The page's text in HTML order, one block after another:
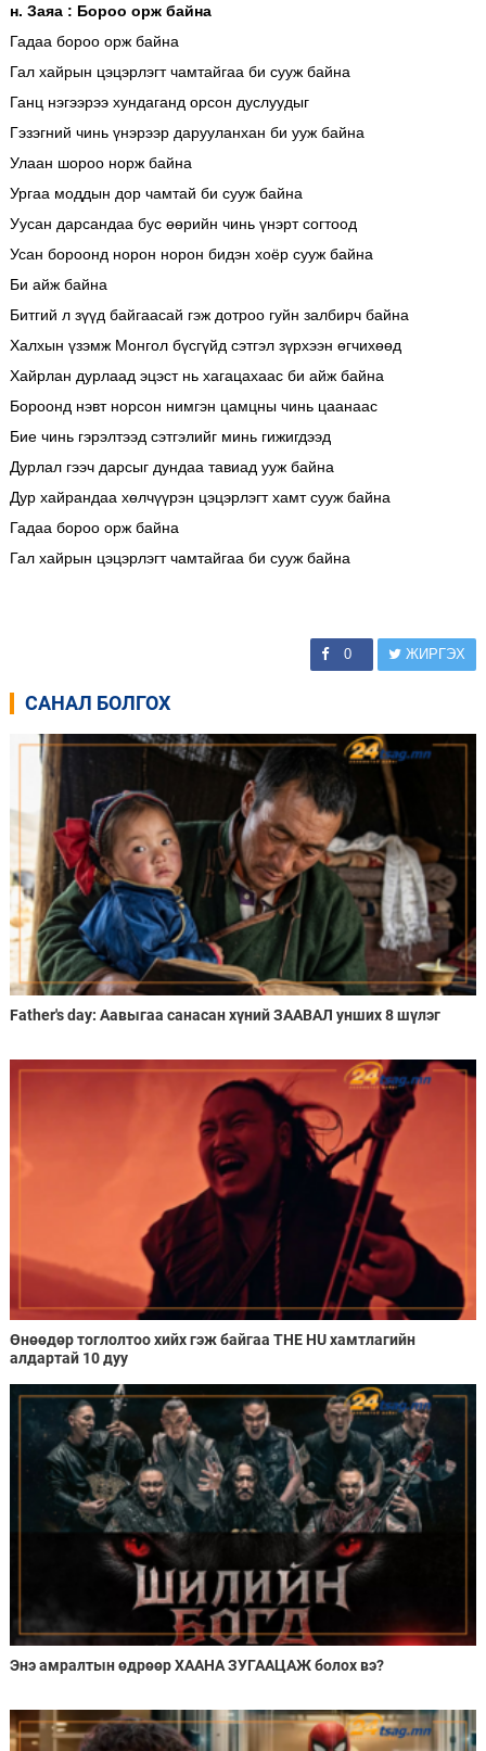
н. Заяа : Бороо орж байна
Гадаа бороо орж байна
Гал хайрын цэцэрлэгт чамтайгаа би сууж байна
Ганц нэгээрээ хундаганд орсон дуслуудыг
Гэзэгний чинь үнэрээр дарууланхан би ууж байна
Улаан шороо норж байна
Ургаа моддын дор чамтай би сууж байна
Уусан дарсандаа бус өөрийн чинь үнэрт согтоод
Усан бороонд норон норон бидэн хоёр сууж байна
Би айж байна
Битгий л зүүд байгаасай гэж дотроо гуйн залбирч байна
Халхын үзэмж Монгол бүсгүйд сэтгэл зүрхээн өгчихөөд
Хайрлан дурлаад эцэст нь хагацахаас би айж байна
Бороонд нэвт норсон нимгэн цамцны чинь цаанаас
Бие чинь гэрэлтээд сэтгэлийг минь гижигдээд
Дурлал гээч дарсыг дундаа тавиад ууж байна
Дур хайрандаа хөлчүүрэн цэцэрлэгт хамт сууж байна
Гадаа бороо орж байна
Гал хайрын цэцэрлэгт чамтайгаа би сууж байна
0 ЖИРГЭХ
САНАЛ БОЛГОХ
Father's day: Аавыгаа санасан хүний ЗААВАЛ унших 8 шүлэг
Өнөөдөр тоглолтоо хийх гэж байгаа THE HU хамтлагийн
алдартай 10 дуу
Энэ амралтын өдрөөр ХААНА ЗУГААЦАЖ болох вэ?